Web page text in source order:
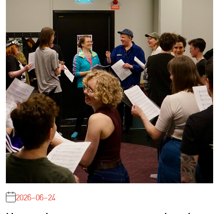
2026-06-24